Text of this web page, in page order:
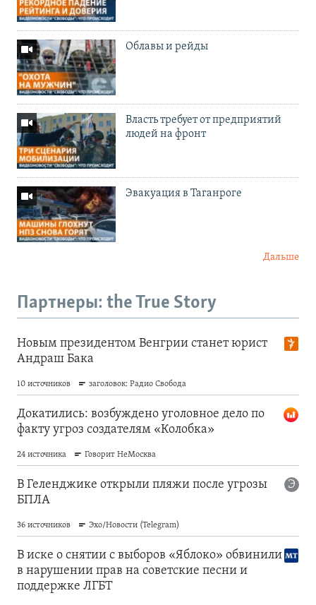
Облавы и рейды
Власть требует от предприятий
людей на фронт
Эвакуация в Таганроге
Дальше
Партнеры: the True Story